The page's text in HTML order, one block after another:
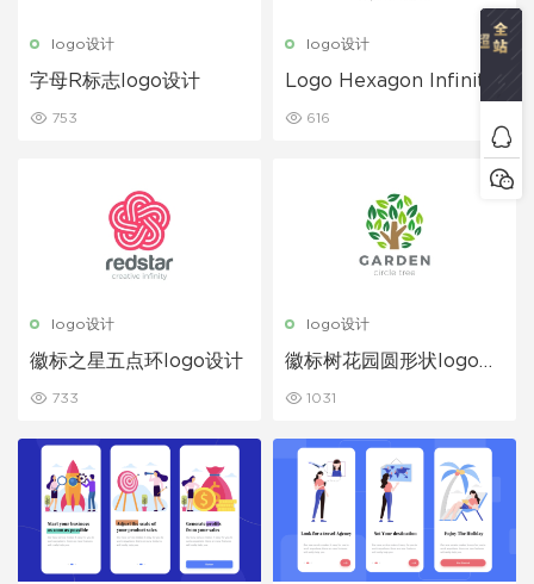
logo设计
字母R标志logo设计
753
logo设计
Logo Hexagon Infinity
616
logo设计
徽标之星五点环logo设计
733
logo设计
徽标树花园圆形状logo设
1031